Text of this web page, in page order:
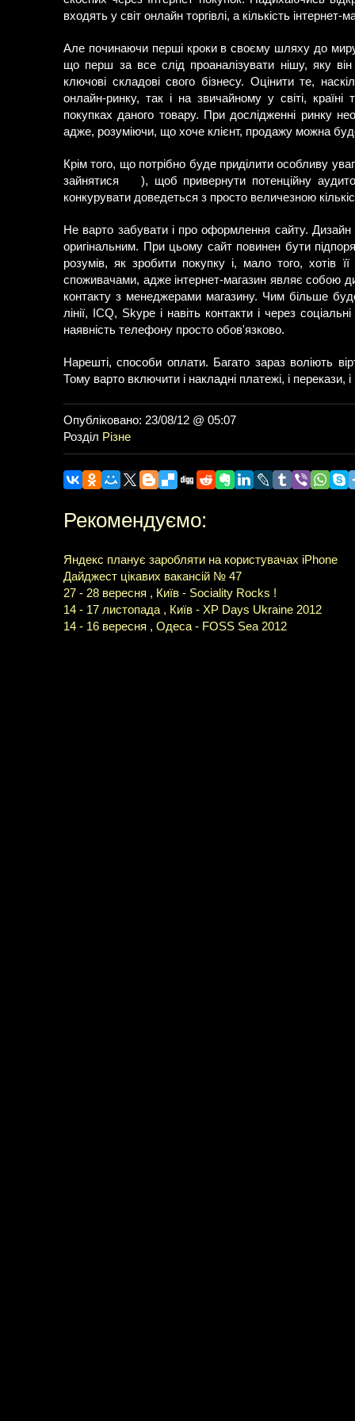
входять у світ онлайн торгівлі, а кількість
Але починаючи перші кроки в своєму шляху до миру
що перш за все слід проаналізувати нішу, яку
ключові складові свого бізнесу. Оцінити те,
онлайн-ринку, так і на звичайному у світі, країні
покупках даного товару. При дослідженні ринку
адже, розуміючи, що хоче клієнт, продажу можна
Крім того, що потрібно буде приділити особливу
зайнятися
), щоб привернути потенційну
конкурувати доведеться з просто величезною
Не варто забувати і про оформлення сайту.
оригінальним. При цьому сайт повинен бути
розумів, як зробити покупку і, мало того, хотів
споживачами, адже інтернет-магазин являє собою
контакту з менеджерами магазину. Чим більше
лінії, ICQ, Skype і навіть контакти і через
наявність телефону просто обов'язково.
Нарешті, способи оплати. Багато зараз воліють
Тому варто включити і накладні платежі, і перекази, і
Опубліковано: 23/08/12 @ 05:07
Розділ Різне
Рекомендуємо:
Яндекс планує заробляти на користувачах iPhone
Дайджест цікавих вакансій № 47
27 - 28 вересня , Київ - Sociality Rocks !
14 - 17 листопада , Київ - XP Days Ukraine 2012
14 - 16 вересня , Одеса - FOSS Sea 2012